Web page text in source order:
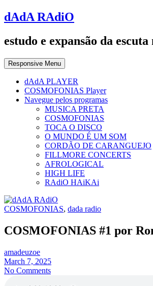
dAdA RAdiO
estudo e expansão da escuta
Responsive Menu
dAdA PLAYER
COSMOFONIAS Player
Navegue pelos programas
MUSICA PRETA
COSMOFONIAS
TOCA O DISCO
O MUNDO É UM SOM
CORDÃO DE CARANGUEJO
FILLMORE CONCERTS
AFROLOGICAL
HIGH LIFE
RAdiO HAiKAi
COSMOFONIAS, dada radio
COSMOFONIAS #1 por
amadeuzoe
March 7, 2025
No Comments